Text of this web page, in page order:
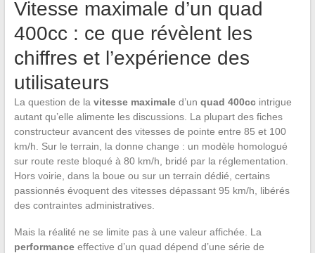
Vitesse maximale d’un quad
400cc : ce que révèlent les
chiffres et l’expérience des
utilisateurs
La question de la vitesse maximaled’un quad 400ccintrigue
autant qu’elle alimente les discussions. La plupart des fiches
constructeur avancent des vitesses de pointe entre 85 et 100
km/h. Sur le terrain, la donne change : un modèle homologué
sur route reste bloqué à 80 km/h, bridé par la réglementation.
Hors voirie, dans la boue ou sur un terrain dédié, certains
passionnés évoquent des vitesses dépassant 95 km/h, libérés
des contraintes administratives.
Mais la réalité ne se limite pas à une valeur affichée. La
performanceeffective d’un quad dépend d’une série de